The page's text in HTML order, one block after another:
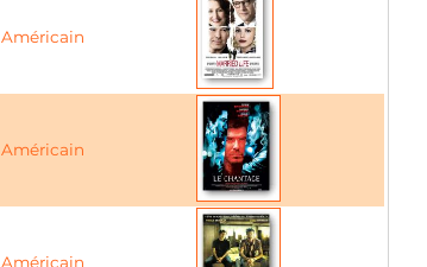
Américain
Américain
Américain